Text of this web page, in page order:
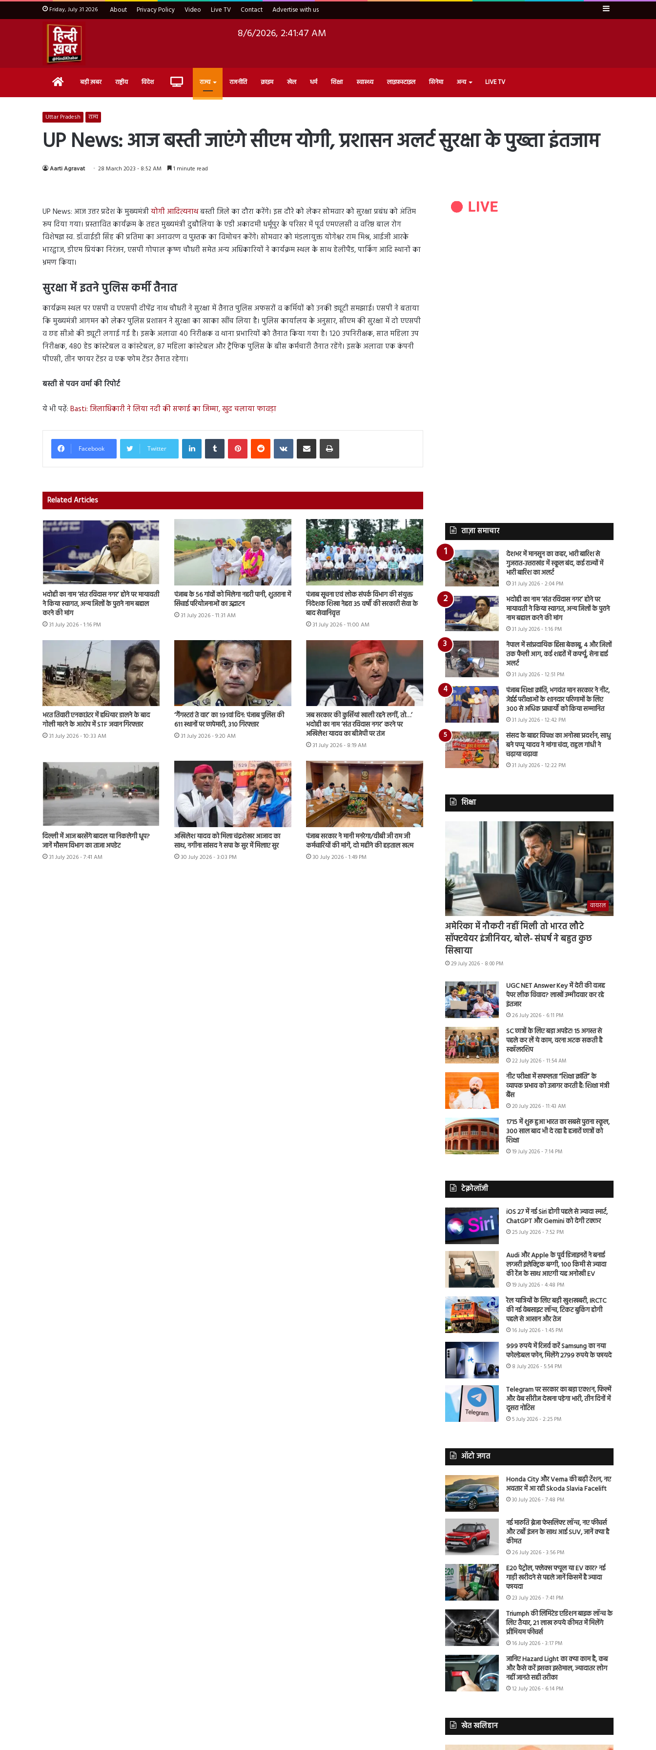
Friday, July 31 2026 About Privacy Policy Video Live TV Contact Advertise with us Sidebar
8/6/2026, 2:41:49 AM
Home बड़ी ख़बर राष्ट्रीय विदेश Live राज्य राजनीति क्राइम खेल धर्म शिक्षा स्वास्थ्य लाइफ़स्टाइल सिनेमा अन्य LIVE TV
Uttar Pradesh राज्य
UP News: आज बस्ती जाएंगे सीएम योगी, प्रशासन अलर्ट सुरक्षा के पुख्ता इंतजाम
Aarti Agravat 28 March 2023 - 8:52 AM 1 minute read
UP News: आज उत्तर प्रदेश के मुख्यमंत्रीयोगी आदित्यनाथबस्ती जिले का दौरा करेंगे। इस दौरे को लेकर सोमवार को सुरक्षा प्रबंध को अंतिम
रूप दिया गया। प्रस्तावित कार्यक्रम के तहत मुख्यमंत्री दुबौलिया के एडी अकादमी धर्मूपुर के परिसर में पूर्व एमएलसी व वरिष्ठ बाल रोग
विशेषज्ञ स्व. डॉ.वाईडी सिंह की प्रतिमा का अनावरण व पुस्तक का विमोचन करेंगे। सोमवार को मंडलायुक्त योगेश्वर राम मिश्र, आईजी आरके
भारद्वाज, डीएम प्रियंका निरंजन, एसपी गोपाल कृष्ण चौधरी समेत अन्य अधिकारियों ने कार्यक्रम स्थल के साथ हेलीपैड, पार्किंग आदि स्थानों का
भ्रमण किया।
सुरक्षा में इतने पुलिस कर्मी तैनात
कार्यक्रम स्थल पर एसपी व एएसपी दीपेंद्र नाथ चौधरी ने सुरक्षा में तैनात पुलिस अफसरों व कर्मियों को उनकी ड्यूटी समझाई। एसपी ने बताया
कि मुख्यमंत्री आगमन को लेकर पुलिस प्रशासन ने सुरक्षा का खाका खींच लिया है। पुलिस कार्यालय के अनुसार, सीएम की सुरक्षा में दो एएसपी
व छह सीओ की ड्यूटी लगाई गई है। इसके अलावा 40 निरीक्षक व थाना प्रभारियों को तैनात किया गया है। 120 उपनिरीक्षक, सात महिला उप
निरीक्षक, 480 हेड कांस्टेबल व कांस्टेबल, 87 महिला कांस्टेबल और ट्रैफिक पुलिस के बीस कर्मचारी तैनात रहेंगे। इसके अलावा एक कंपनी
पीएसी, तीन फायर टेंडर व एक फोम टेंडर तैनात रहेगा।
बस्ती से पवन वर्मा की रिपोर्ट
ये भी पढ़ें: Basti: जिलाधिकारी ने लिया नदी की सफाई का जिम्मा, खुद चलाया फावड़ा
Facebook Twitter
LinkedInTumblr PinterestReddit VKontakteShare via Email Print
Related Articles
भदोही का नाम ‘संत रविदास नगर’ होने पर मायावती
ने किया स्वागत, अन्य जिलों के पुराने नाम बहाल
करने की मांग
31 July 2026 - 1:16 PM
पंजाब के 56 गांवों को मिलेगा नहरी पानी, शुतराना में
सिंचाई परियोजनाओं का उद्घाटन
31 July 2026 - 11:31 AM
पंजाब सूचना एवं लोक संपर्क विभाग की संयुक्त
निदेशक शिखा नेहरा 35 वर्षों की सरकारी सेवा के
बाद सेवानिवृत्त
31 July 2026 - 11:00 AM
भरत तिवारी एनकाउंटर में हथियार डालने के बाद
गोली मारने के आरोप में STF जवान गिरफ्तार
31 July 2026 - 10:33 AM
‘गैंगस्टरां ते वार’ का 191वां दिन: पंजाब पुलिस की
611 स्थानों पर छापेमारी, 310 गिरफ्तार
31 July 2026 - 9:20 AM
जब सरकार की कुर्सियां खाली रहने लगीं, तो…’
भदोही का नाम ‘संत रविदास नगर’ करने पर
अखिलेश यादव का बीजेपी पर तंज
31 July 2026 - 8:19 AM
दिल्ली में आज बरसेंगे बादल या निकलेगी धूप?
जानें मौसम विभाग का ताजा अपडेट
31 July 2026 - 7:41 AM
अखिलेश यादव को मिला चंद्रशेखर आजाद का
साथ, नगीना सांसद ने सपा के सुर में मिलाए सुर
30 July 2026 - 3:03 PM
पंजाब सरकार ने मानी मनरेगा/वीबी जी राम जी
कर्मचारियों की मांगें, दो महीने की हड़ताल खत्म
30 July 2026 - 1:49 PM
ताज़ा समाचार
देशभर में मानसून का कहर, भारी बारिश से
गुजरात-उत्तराखंड में स्कूल बंद, कई राज्यों में
भारी बारिश का अलर्ट
31 July 2026 - 2:04 PM
भदोही का नाम ‘संत रविदास नगर’ होने पर
मायावती ने किया स्वागत, अन्य जिलों के पुराने
नाम बहाल करने की मांग
31 July 2026 - 1:16 PM
नेपाल में सांप्रदायिक हिंसा बेकाबू, 4 और जिलों
तक फैली आग, कई शहरों में कर्फ्यू, सेना हाई
अलर्ट
31 July 2026 - 12:51 PM
पंजाब शिक्षा क्रांति, भगवंत मान सरकार ने नीट,
जेईई परीक्षाओं के शानदार परिणामों के लिए
300 से अधिक प्राचार्यों को किया सम्मानित
31 July 2026 - 12:42 PM
संसद के बाहर विपक्ष का अनोखा प्रदर्शन, साधु
बने पप्पू यादव ने मांगा चंदा, राहुल गांधी ने
चढ़ाया चढ़ावा
31 July 2026 - 12:22 PM
शिक्षा
वायरल
अमेरिका में नौकरी नहीं मिली तो भारत लौटे
सॉफ्टवेयर इंजीनियर, बोले- संघर्ष ने बहुत कुछ
सिखाया
29 July 2026 - 8:00 PM
UGC NET Answer Key में देरी की वजह
पेपर लीक विवाद? लाखों उम्मीदवार कर रहे
इंतजार
26 July 2026 - 6:11 PM
SC छात्रों के लिए बड़ा अपडेट! 15 अगस्त से
पहले कर लें ये काम, वरना अटक सकती है
स्कॉलरशिप
22 July 2026 - 11:54 AM
नीट परीक्षा में सफलता “शिक्षा क्रांति” के
व्यापक प्रभाव को उजागर करती है: शिक्षा मंत्री
बैंस
20 July 2026 - 11:43 AM
1715 में शुरू हुआ भारत का सबसे पुराना स्कूल,
300 साल बाद भी दे रहा है हजारों छात्रों को
शिक्षा
19 July 2026 - 7:14 PM
टेक्नोलॉजी
iOS 27 में नई Siri होगी पहले से ज्यादा स्मार्ट,
ChatGPT और Gemini को देगी टक्कर
25 July 2026 - 7:52 PM
Audi और Apple के पूर्व डिजाइनरों ने बनाई
लग्जरी इलेक्ट्रिक बग्गी, 100 किमी से ज्यादा
की रेंज के साथ आएगी यह अनोखी EV
19 July 2026 - 4:48 PM
रेल यात्रियों के लिए बड़ी खुशखबरी, IRCTC
की नई वेबसाइट लॉन्च, टिकट बुकिंग होगी
पहले से आसान और तेज
16 July 2026 - 1:45 PM
999 रुपये में रिजर्व करें Samsung का नया
फोल्डेबल फोन, मिलेंगे 2799 रुपये के फायदे
8 July 2026 - 5:54 PM
Telegram पर सरकार का बड़ा एक्शन, फिल्में
और वेब सीरीज देखना पड़ेगा भारी, तीन दिनों में
दूसरा नोटिस
5 July 2026 - 2:25 PM
ऑटो जगत
Honda City और Verna की बढ़ी टेंशन, नए
अवतार में आ रही Skoda Slavia Facelift
30 July 2026 - 7:48 PM
नई मारुति ब्रेजा फेसलिफ्ट लॉन्च, नए फीचर्स
और टर्बो इंजन के साथ आई SUV, जानें क्या है
कीमत
26 July 2026 - 3:56 PM
E20 पेट्रोल, फ्लेक्स फ्यूल या EV कार? नई
गाड़ी खरीदने से पहले जानें किसमें है ज्यादा
फायदा
23 July 2026 - 7:41 PM
Triumph की लिमिटेड एडिशन बाइक लॉन्च के
लिए तैयार, 21 लाख रुपये कीमत में मिलेंगे
प्रीमियम फीचर्स
16 July 2026 - 3:17 PM
जानिए Hazard Light का क्या काम है, कब
और कैसे करें इसका इस्तेमाल, ज्यादातर लोग
नहीं जानते सही तरीका
12 July 2026 - 6:14 PM
खेत खलिहान